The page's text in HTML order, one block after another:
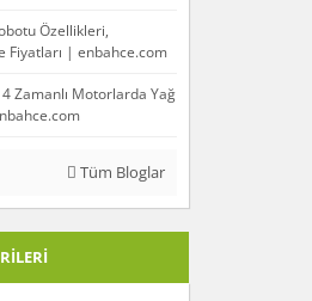
Özellikleri,
Fiyatları | enbahce.com
4 Zamanlı Motorlarda Yağ
Tüm Bloglar